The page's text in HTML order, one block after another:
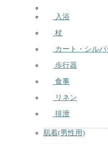
入浴
杖
カート・シル
歩行器
食事
リネン
排泄
肌着(男性用)